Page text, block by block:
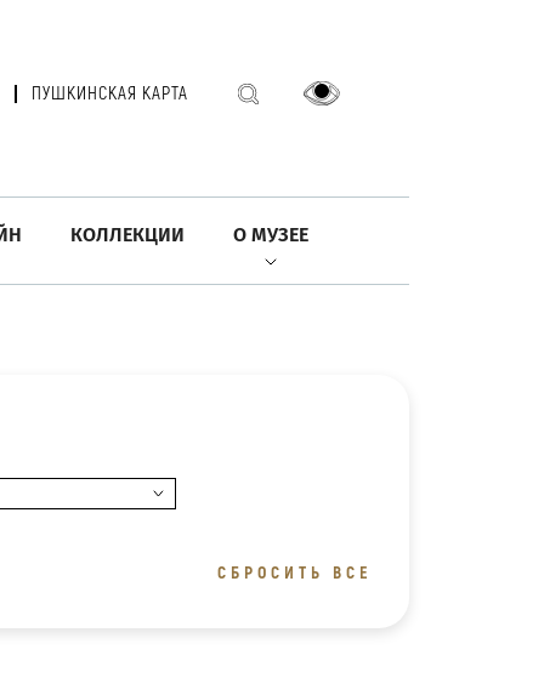
ПУШКИНСКАЯ КАРТА
КОЛЛЕКЦИИ О МУЗЕЕ
СБРОСИТЬ ВСЕ